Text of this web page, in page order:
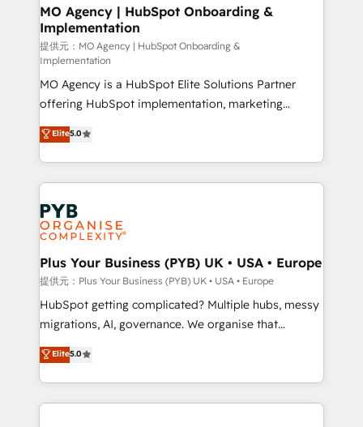
and implementation. - Pre-built and custom
integrations across your full tech stack. - Custom
object setup, CMS builds, and full-funnel automation.
- Dashboards, lifecycle campaigns, and lead
nurturing sequences. - Cross-hub setup across
Marketing, Sales, Operations, and Service Hubs. -
Ongoing optimization, managed support, and
scalable retainers. Let’s make HubSpot your most
powerful growth engine. Built to convert, scale, and
drive results.
MO Agency | HubSpot Onboarding &
Implementation
提供元：MO Agency | HubSpot Onboarding &
Implementation
MO Agency is a HubSpot Elite Solutions Partner
offering HubSpot implementation, marketing
automation, CRM and RevOps consulting, B2B SEO,
paid media, content marketing, AEO and GEO (AI
search optimisation), and HubSpot Content Hub and
WordPress development. We work with enterprise
and growth-led companies across technology,
professional services, financial services and
industrial sectors. Offices in Johannesburg, Cape
Town, Dubai & London. 500+ HubSpot CRM
implementations delivered. AI visibility coverage
across ChatGPT, Claude, Perplexity, Gemini and
Google AI Overviews. HubSpot Impact Award -
Innovation HubSpot Impact Award - Platform
Migration Excellence HubSpot Impact Award -
Elite5.0
Plus Your Business (PYB) UK • USA • Europe
提供元：Plus Your Business (PYB) UK • USA • Europe
HubSpot getting complicated? Multiple hubs, messy
migrations, AI, governance. We organise that
complexity, so your team can put HubSpot to work...
Welcome to our Profile! We help with: • CRM
implementation, reports, workflows, and team
training • CRM migration from Salesforce, Pipedrive,
Elite5.0